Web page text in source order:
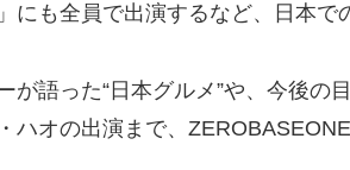
にも全員で出演するなど、日本で
が語った“日本グルメ”や、今後
ハオの出演まで、